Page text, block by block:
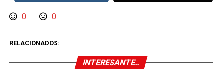
0 0
RELACIONADOS:
INTERESANTE..